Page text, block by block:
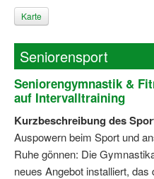
Karte
Seniorensport
Seniorengymnastik &
auf Intervalltraining
Kurzbeschreibung des
Auspowern beim Sport und
Ruhe gönnen: Die
neues Angebot installiert,